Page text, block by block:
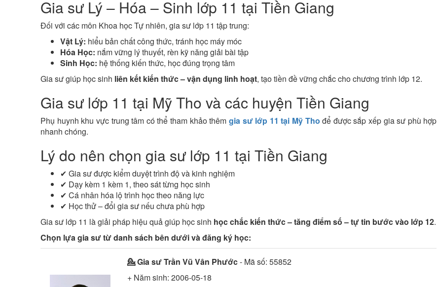
Gia sư Lý – Hóa – Sinh lớp 11 tại Tiền Giang
Đối với các môn Khoa học Tự nhiên, gia sư lớp 11 tập trung:
Vật Lý: hiểu bản chất công thức, tránh học máy móc
Hóa Học: nắm vững lý thuyết, rèn kỹ năng giải bài tập
Sinh Học: hệ thống kiến thức, học đúng trọng tâm
Gia sư giúp học sinh liên kết kiến thức – vận dụng linh hoạt, tạo tiền đề vững chắc cho chương trình lớp 12.
Gia sư lớp 11 tại Mỹ Tho và các huyện Tiền Giang
Phụ huynh khu vực trung tâm có thể tham khảo thêm gia sư lớp 11 tại Mỹ Tho để được sắp xếp gia sư phù hợp
nhanh chóng.
Lý do nên chọn gia sư lớp 11 tại Tiền Giang
✔ Gia sư được kiểm duyệt trình độ và kinh nghiệm
✔ Dạy kèm 1 kèm 1, theo sát từng học sinh
✔ Cá nhân hóa lộ trình học theo năng lực
✔ Học thử – đổi gia sư nếu chưa phù hợp
Gia sư lớp 11 là giải pháp hiệu quả giúp học sinh học chắc kiến thức – tăng điểm số – tự tin bước vào lớp 12.
Chọn lựa gia sư từ danh sách bên dưới và đăng ký học:
💁 Gia sưTrần Vũ Vân Phước- Mã số:55852
+ Năm sinh: 2006-05-18